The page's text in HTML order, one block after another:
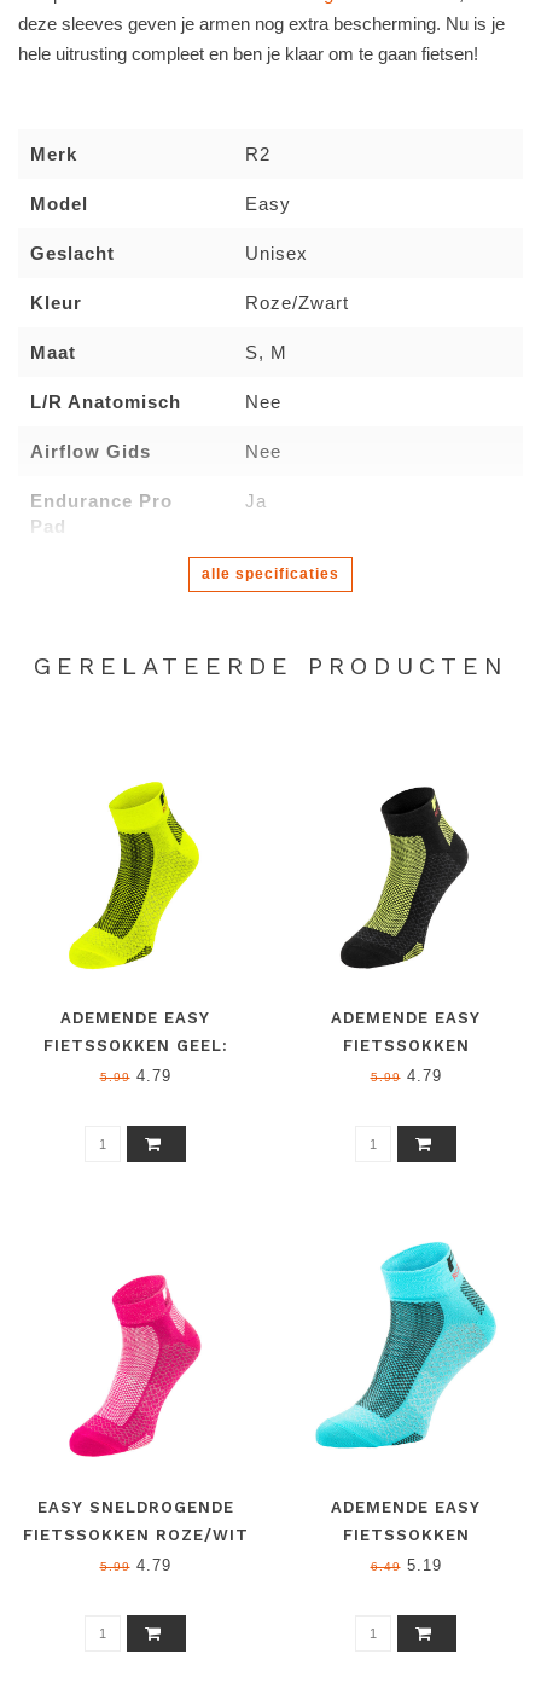
deze sleeves geven je armen nog extra bescherming. Nu is je
hele uitrusting compleet en ben je klaar om te gaan fietsen!
Merk R2
Model Easy
Geslacht Unisex
Kleur Roze/Zwart
Maat S, M
L/R Anatomisch Nee
Airflow Gids Nee
Endurance Pro
Pad
Ja
alle specificaties
GERELATEERDE PRODUCTEN
ADEMENDE EASY
FIETSSOKKEN GEEL:
PERFECTE
5.994.79
ADEMENDE EASY
FIETSSOKKEN
ZWART/GEEL: PERFECTE
5.994.79
EASY SNELDROGENDE
FIETSSOKKEN ROZE/WIT
5.994.79
ADEMENDE EASY
FIETSSOKKEN
BLAUW/ZWART:
TEMPERATUURREGULATIE
6.495.19